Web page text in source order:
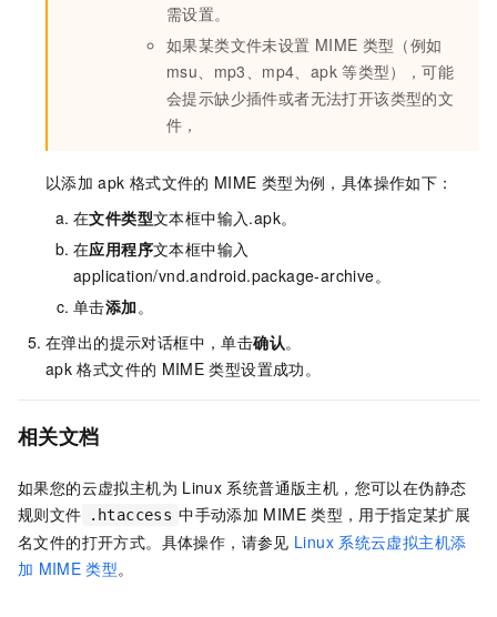
需设置。
如果某类文件未设置 MIME 类型（例如
msu、mp3、mp4、apk 等类型），可能
会提示缺少插件或者无法打开该类型的文
件，
以添加 apk 格式文件的 MIME 类型为例，具体操作如下：
在文件类型文本框中输入.apk。
在应用程序文本框中输入
application/vnd.android.package-archive。
单击添加。
在弹出的提示对话框中，单击确认。
apk 格式文件的 MIME 类型设置成功。
相关文档
如果您的云虚拟主机为 Linux 系统普通版主机，您可以在伪静态
规则文件
.htaccess 中手动添加 MIME 类型，用于指定某扩展
名文件的打开方式。具体操作，请参见 Linux 系统云虚拟主机添
加 MIME 类型。